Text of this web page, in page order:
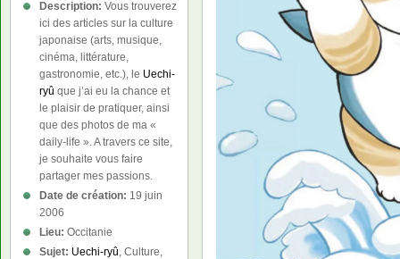
Description: Vous trouverez
ici des articles sur la culture
japonaise (arts, musique,
cinéma, littérature,
gastronomie, etc.), le Uechi-
ryû que j’ai eu la chance et
le plaisir de pratiquer, ainsi
que des photos de ma «
daily-life ». A travers ce site,
je souhaite vous faire
partager mes passions.
Date de création: 19 juin
2006
Lieu: Occitanie
Sujet: Uechi-ryû, Culture,